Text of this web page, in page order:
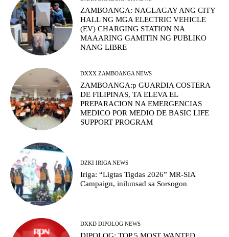
ZAMBOANGA: NAGLAGAY ANG CITY
HALL NG MGA ELECTRIC VEHICLE
(EV) CHARGING STATION NA
MAAARING GAMITIN NG PUBLIKO
NANG LIBRE
DXXX ZAMBOANGA NEWS
ZAMBOANGA:p GUARDIA COSTERA
DE FILIPINAS, TA ELEVA EL
PREPARACION NA EMERGENCIAS
MEDICO POR MEDIO DE BASIC LIFE
SUPPORT PROGRAM
DZKI IRIGA NEWS
Iriga: “Ligtas Tigdas 2026” MR-SIA
Campaign, inilunsad sa Sorsogon
DXKD DIPOLOG NEWS